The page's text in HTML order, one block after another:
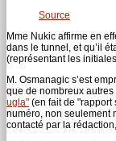
Source
Mme Nukic affirme en
dans le tunnel, et qu’il
(représentant les
M. Osmanagic s’est
que de nombreux
ugla" (en fait de "rapport
numéro, non seulement
contacté par la